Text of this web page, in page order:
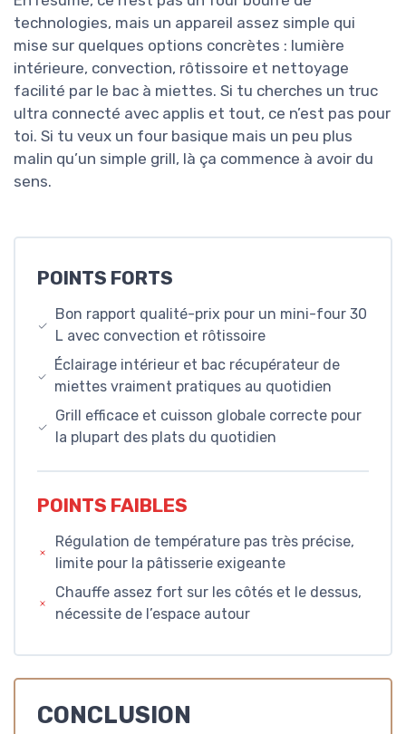
technologies, mais un appareil assez simple qui
mise sur quelques options concrètes : lumière
intérieure, convection, rôtissoire et nettoyage
facilité par le bac à miettes. Si tu cherches un truc
ultra connecté avec applis et tout, ce n’est pas pour
toi. Si tu veux un four basique mais un peu plus
malin qu’un simple grill, là ça commence à avoir du
sens.
POINTS FORTS
Bon rapport qualité-prix pour un mini-four 30
L avec convection et rôtissoire
Éclairage intérieur et bac récupérateur de
miettes vraiment pratiques au quotidien
Grill efficace et cuisson globale correcte pour
la plupart des plats du quotidien
POINTS FAIBLES
Régulation de température pas très précise,
limite pour la pâtisserie exigeante
Chauffe assez fort sur les côtés et le dessus,
nécessite de l’espace autour
CONCLUSION